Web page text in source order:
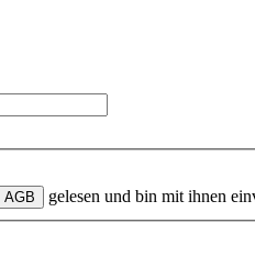
AGB gelesen und bin mit ihnen